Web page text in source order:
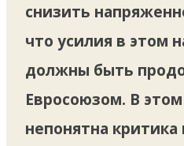
снизить
что усилия в этом
должны быть
Евросоюзом. В
непонятна